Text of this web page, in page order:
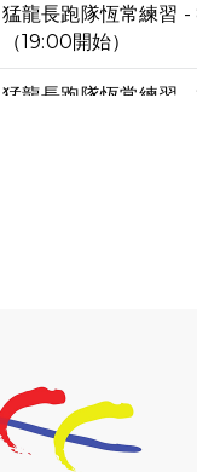
猛龍長跑隊恆常練習
（19:00開始）
猛龍長跑隊恆常練習 -
猛龍長跑隊恆常練習 -
（19:00開始）